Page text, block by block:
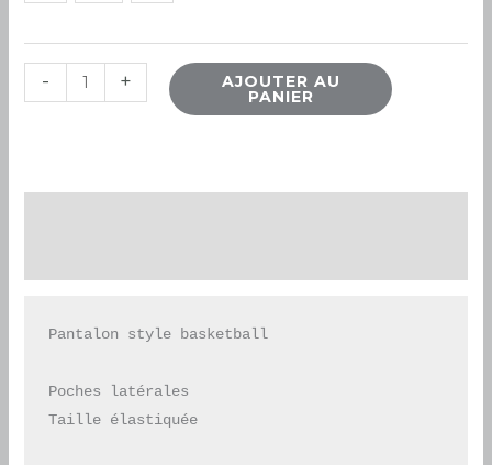
- + AJOUTER AU
PANIER
Pantalon style basketball
Poches latérales
Taille élastiquée